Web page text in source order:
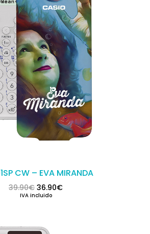
CW – EVA MIRANDA
39.90€ El precio original era: 39.90€.
36.90€El precio actual es:
IVA incluido